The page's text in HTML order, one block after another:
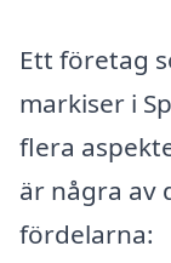
Ett företag
markiser i
flera
är några av
fördelarna: